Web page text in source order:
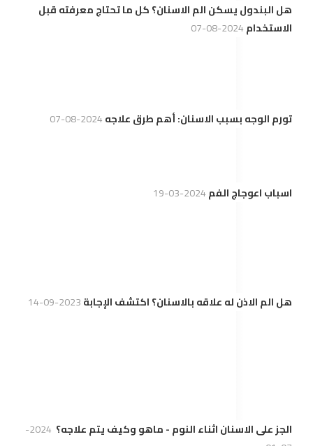
هل البندول يسكن الم الاسنان؟ كل ما تحتاج معرفته قبل
الاستخدام2024-08-07
تورم الوجه بسبب الاسنان: أهم طرق علاجه2024-08-07
اسباب اعوجاج الفم2024-03-19
هل الم الاذن له علاقه بالاسنان؟ اكتشف الإجابة2023-09-14
الجز على الاسنان اثناء النوم - ماهو وكيف يتم علاجه؟
2024-